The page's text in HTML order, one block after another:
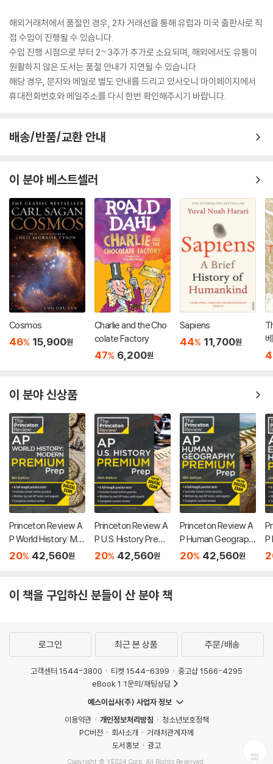
해외거래처에서 품절인 경우, 2차 거래선을 통해 유럽과 미국 출판사로 직
접 수입이 진행될 수 있습니다.
수입 진행 시점으로 부터 2~3주가 추가로 소요되며, 해외에서도 유통이
원활하지 않은 도서는 품절 안내가 지연될 수 있습니다.
해당 경우, 문자와 메일로 별도 안내를 드리고 있사오니 마이페이지에서
휴대전화번호와 메일주소를 다시 한번 확인해주시기 바랍니다.
배송/반품/교환 안내
이 분야 베스트셀러
Cosmos
46% 15,900원
Charlie and the Cho
colate Factory
47% 6,200원
Sapiens
44% 11,700원
이 분야 신상품
Princeton Review A
P World History: Mo
dern Premium Prep,
ctice Online + Cont
20% 42,560원
Princeton Review A
P U.S. History Premi
um Prep, 26th Editio
line + Content Revie
20% 42,560원
Princeton Review A
P Human Geograph
y Premium Prep, 18t
20% 42,560원
P
이 책을 구입하신 분들이 산 분야 책
로그인 최근 본 상품 주문/배송
고객센터 1544-3800 티켓 1544-6399
중고샵 1566-4295
eBook 1:1문의/채팅상담
예스이십사(주) 사업자 정보
이용약관
개인정보처리방침
청소년보호정책
PC버전
회사소개
거래처관계자께
도서홍보
광고
Copyright © YES24 Corp. All Rights Reserved.